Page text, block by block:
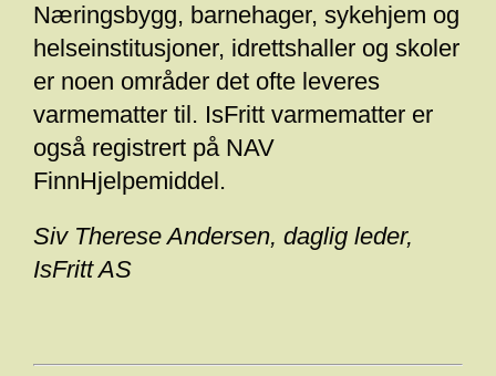
Næringsbygg, barnehager, sykehjem og
helseinstitusjoner, idrettshaller og skoler
er noen områder det ofte leveres
varmematter til. IsFritt varmematter er
også registrert på NAV
FinnHjelpemiddel.
Siv Therese Andersen, daglig leder,
IsFritt AS